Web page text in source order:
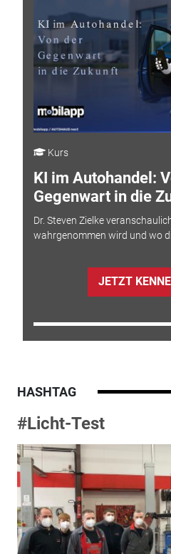
Kurs
KI im Autohandel:
Gegenwart in die
Dr. Steven Zielke
wahrgenommen wird und wo
JETZT
HASHTAG
#Licht-Test